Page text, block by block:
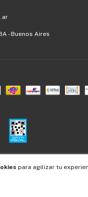
para agilizar tu
- Buenos Aires